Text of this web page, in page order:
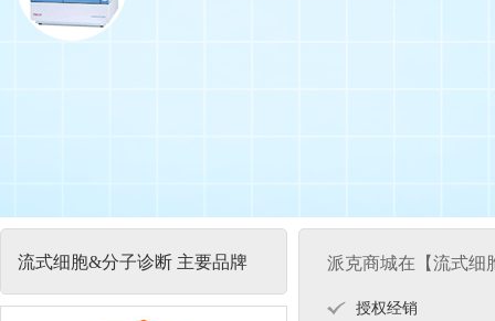
流式细胞&分子诊断 主要品牌 派克商城在【流式细
授权经销